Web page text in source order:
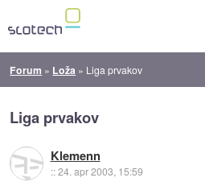
Forum » Loža » Liga prvakov
Liga prvakov
Klemenn
::24. apr 2003, 15:59